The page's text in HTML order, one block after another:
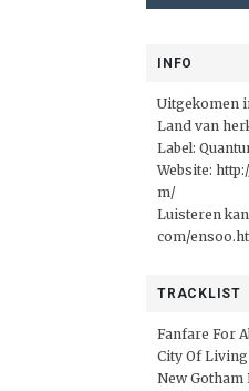
INFO
Uitgekomen
Land van
Label:
Website:
m/
Luisteren
com/
TRACKLIST
Fanfare For
City Of
New Gotham